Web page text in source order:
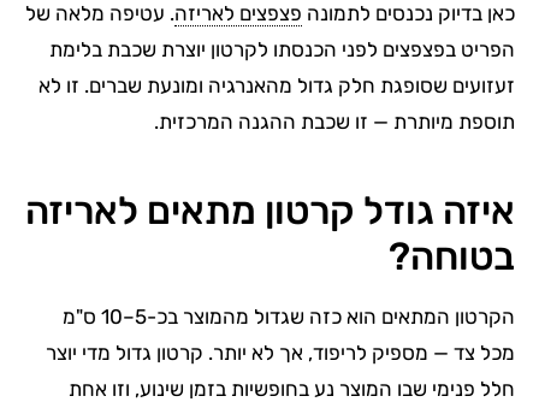
כאן בדיוק נכנסים לתמונה פצפצים לאריזה. עטיפה מלאה של
הפריט בפצפצים לפני הכנסתו לקרטון יוצרת שכבת בלימת
זעזועים שסופגת חלק גדול מהאנרגיה ומונעת שברים. זו לא
תוספת מיותרת — זו שכבת ההגנה המרכזית.
איזה גודל קרטון מתאים לאריזה
בטוחה?
הקרטון המתאים הוא כזה שגדול מהמוצר בכ-5–10 ס"מ
מכל צד — מספיק לריפוד, אך לא יותר. קרטון גדול מדי יוצר
חלל פנימי שבו המוצר נע בחופשיות בזמן שינוע, וזו אחת